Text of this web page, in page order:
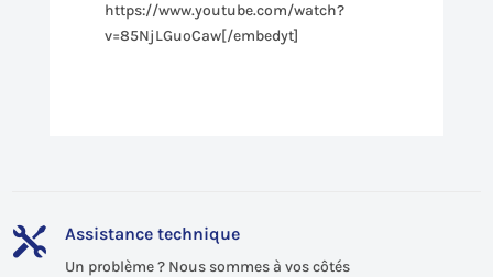
https://www.youtube.com/watch?
v=85NjLGuoCaw[/embedyt]
 Assistance technique
Un problème ? Nous sommes à vos côtés